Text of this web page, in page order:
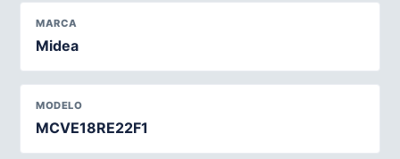
MARCA
Midea
MODELO
MCVE18RE22F1